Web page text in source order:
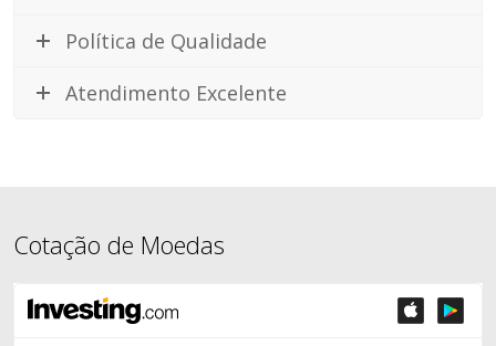
Política de Qualidade
Atendimento Excelente
Cotação de Moedas